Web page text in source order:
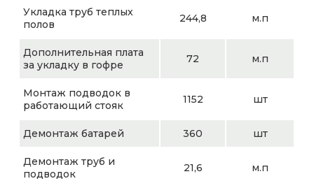
Укладка труб теплых
полов
244,8 м.п
Дополнительная плата
за укладку в гофре
72 м.п
Монтаж подводок в
работающий стояк
1152 шт
Демонтаж батарей 360 шт
Демонтаж труб и
подводок
21,6 м.п